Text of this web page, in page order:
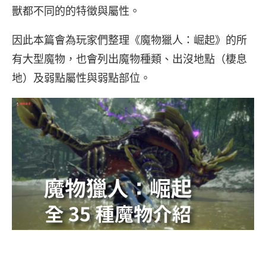
獸都不同的的特徵與屬性。
因此本篇會為玩家們整理《魔物獵人：崛起》的所
有大型魔物，也會列出魔物種類、出沒地點（棲息
地）及弱點屬性與弱點部位。